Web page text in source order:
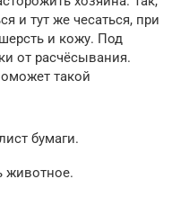
и тут же чесаться, при
и кожу. Под
от расчёсывания.
такой
бумаги.
животное.